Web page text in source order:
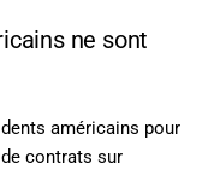
ne sont
américains pour
contrats sur